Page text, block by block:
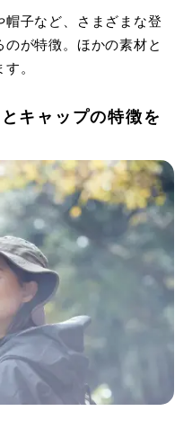
子など、さまざまな登
が特徴。ほかの素材と
。
キャップの特徴を